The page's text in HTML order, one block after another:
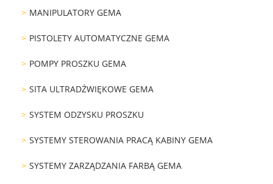
MANIPULATORY GEMA
PISTOLETY AUTOMATYCZNE GEMA
POMPY PROSZKU GEMA
SITA ULTRADŹWIĘKOWE GEMA
SYSTEM ODZYSKU PROSZKU
SYSTEMY STEROWANIA PRACĄ KABINY GEMA
SYSTEMY ZARZĄDZANIA FARBĄ GEMA